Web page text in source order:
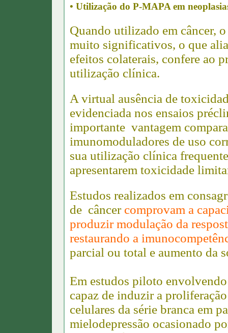
• Utilização do P-MAPA em
Quando utilizado em câncer,
muito significativos, o que
efeitos colaterais, confere ao
utilização clínica.
A virtual ausência de
evidenciada nos ensaios
importante vantagem
imunomoduladores de uso
sua utilização clínica
apresentarem toxicidade
Estudos realizados em
de câncer comprovam a
produzir modulação da
restaurando a
parcial ou total e aumento da
Em estudos piloto
capaz de induzir a
celulares da série branca em
mielodepressão ocasionado